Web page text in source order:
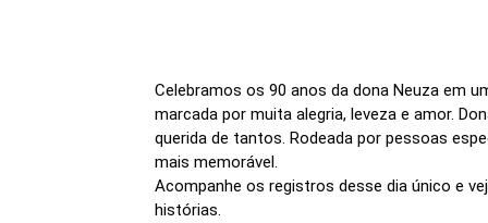
Celebramos os 90 anos da dona Neuza em
marcada por muita alegria, leveza e amor.
querida de tantos. Rodeada por pessoas
mais memorável.
Acompanhe os registros desse dia único e
histórias.